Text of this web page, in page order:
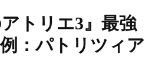
アトリエ3』最強
：パトリツィア